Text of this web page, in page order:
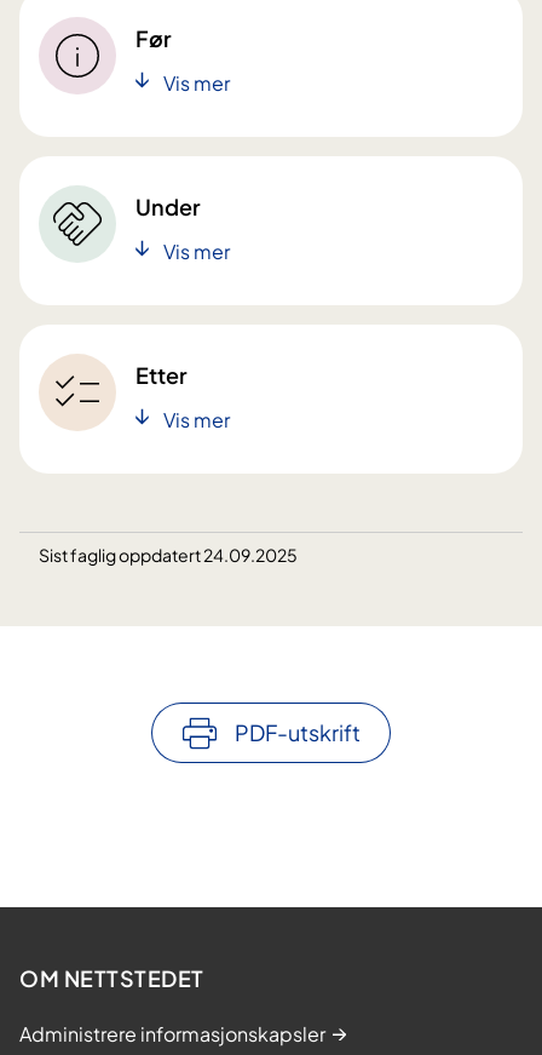
Før
Vis mer
Under
Vis mer
Etter
Vis mer
Sist faglig oppdatert 24.09.2025
PDF-utskrift
OM NETTSTEDET
Administrere informasjonskapsler